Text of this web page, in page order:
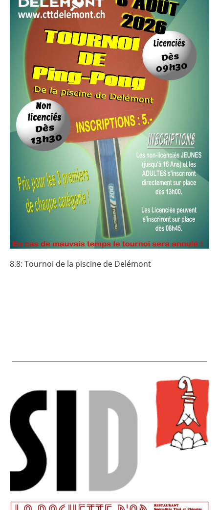
8.8: Tournoi de la piscine de Delémont